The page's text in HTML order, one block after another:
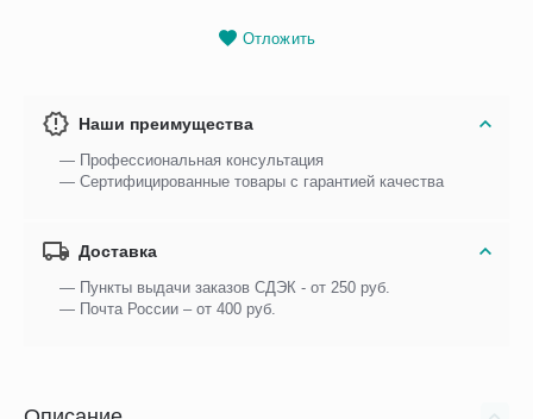
Отложить
Наши преимущества
— Профессиональная консультация
— Сертифицированные товары с гарантией качества
Доставка
— Пункты выдачи заказов СДЭК - от 250 руб.
— Почта России – от 400 руб.